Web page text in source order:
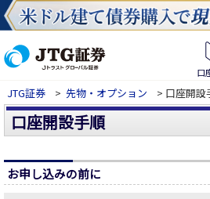
口
JTG証券 > 先物・オプション > 口座開設
口座開設手順
お申し込みの前に